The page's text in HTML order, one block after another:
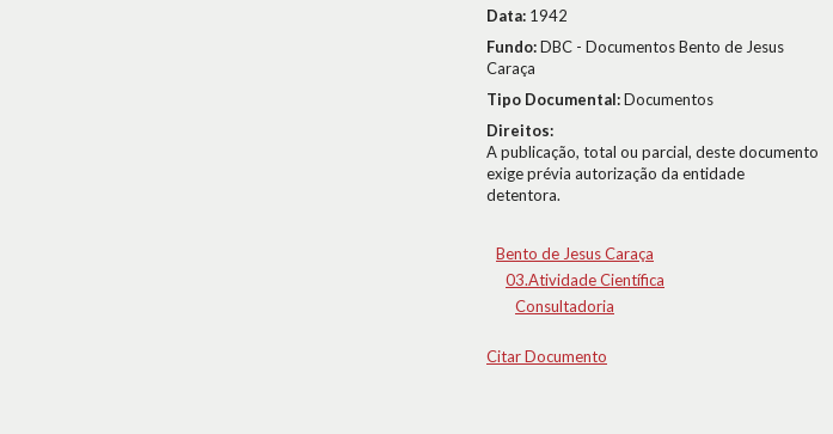
Data: 1942
Fundo:DBC - Documentos Bento de Jesus
Caraça
Tipo Documental:Documentos
Direitos:
A publicação, total ou parcial, deste documento
exige prévia autorização da entidade
detentora.
Bento de Jesus Caraça
03.Atividade Científica
Consultadoria
Citar Documento